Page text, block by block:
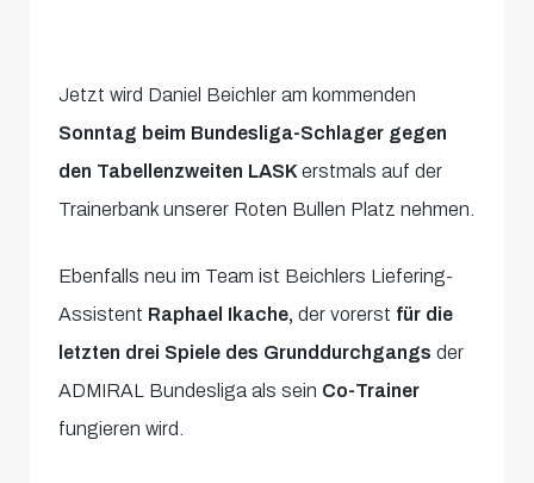
Jetzt wird Daniel Beichler am kommenden
Sonntag beim Bundesliga-Schlager gegen
den Tabellenzweiten LASKerstmals auf der
Trainerbank unserer Roten Bullen Platz nehmen.
Ebenfalls neu im Team ist Beichlers Liefering-
Assistent Raphael Ikache,der vorerst für die
letzten drei Spiele des Grunddurchgangsder
ADMIRAL Bundesliga als sein Co-Trainer
fungieren wird.